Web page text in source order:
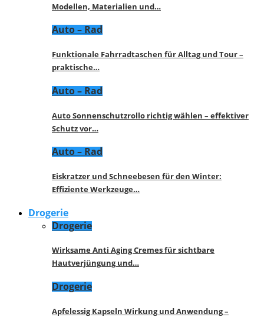
Modellen, Materialien und…
Auto – Rad
Funktionale Fahrradtaschen für Alltag und Tour –
praktische…
Auto – Rad
Auto Sonnenschutzrollo richtig wählen – effektiver
Schutz vor…
Auto – Rad
Eiskratzer und Schneebesen für den Winter:
Effiziente Werkzeuge…
Drogerie
Drogerie
Wirksame Anti Aging Cremes für sichtbare
Hautverjüngung und…
Drogerie
Apfelessig Kapseln Wirkung und Anwendung –